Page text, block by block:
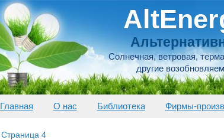
Солнечная, ветровая,
другие
Главная О нас Библиотека Фирмы-
Страница 4